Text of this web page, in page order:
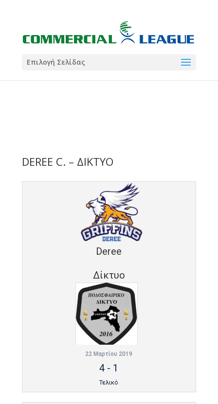
Coral
Σωματείο ΣΟΛ
Coral
5
Επιλογή Σελίδας
DEREE C. – ΔΙΚΤΥΟ
Deree
Δίκτυο
22 Μαρτίου 2019
4 - 1
Τελικό